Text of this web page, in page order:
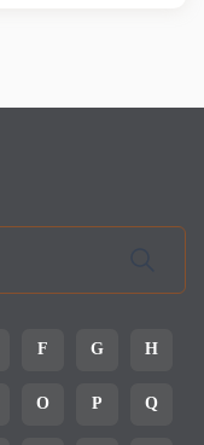
F G H
O P Q